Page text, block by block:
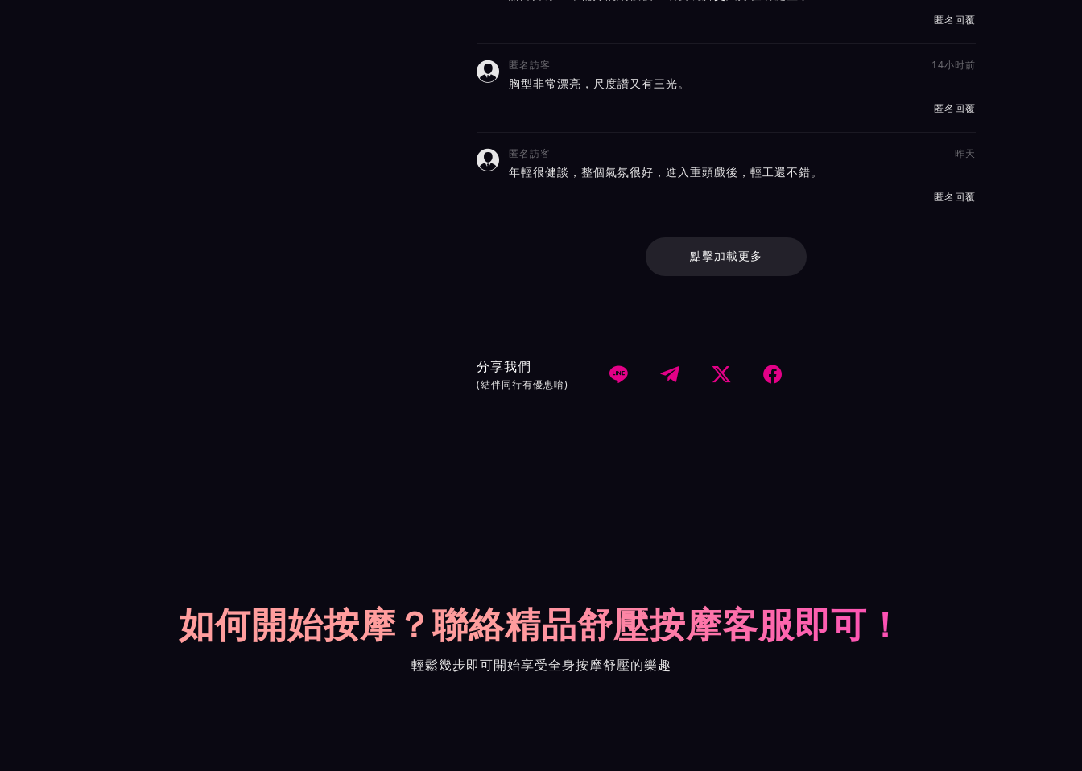
匿名回覆
 匿名訪客 14小时前
胸型非常漂亮，尺度讚又有三光。
匿名回覆
 匿名訪客 昨天
年輕很健談，整個氣氛很好，進入重頭戲後，輕工還不錯。
匿名回覆
點擊加載更多
分享我們
(結伴同行有優惠唷)
   
如何開始按摩？聯絡精品舒壓按摩客服即可！
輕鬆幾步即可開始享受全身按摩舒壓的樂趣